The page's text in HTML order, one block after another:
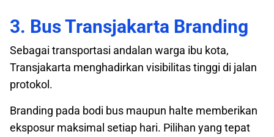
3. Bus Transjakarta Branding
Sebagai transportasi andalan warga ibu kota,
Transjakarta menghadirkan visibilitas tinggi di jalan
protokol.
Branding pada bodi bus maupun halte memberikan
eksposur maksimal setiap hari. Pilihan yang tepat